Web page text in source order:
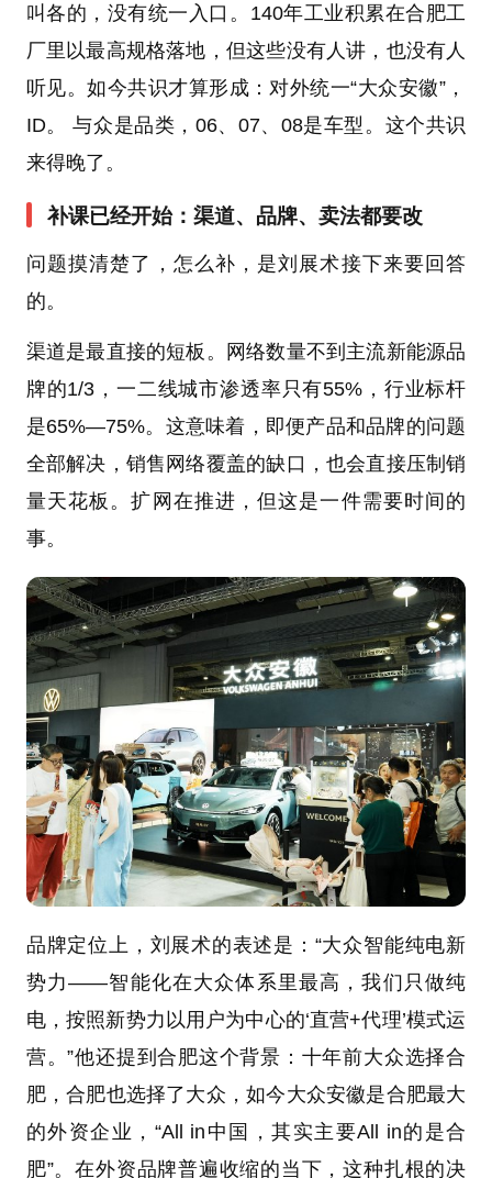
叫各的，没有统一入口。140年工业积累在合肥工
厂里以最高规格落地，但这些没有人讲，也没有人
听见。如今共识才算形成：对外统一“大众安徽”，
ID。 与众是品类，06、07、08是车型。这个共识
来得晚了。
补课已经开始：渠道、品牌、卖法都要改
问题摸清楚了，怎么补，是刘展术接下来要回答
的。
渠道是最直接的短板。网络数量不到主流新能源品
牌的1/3，一二线城市渗透率只有55%，行业标杆
是65%—75%。这意味着，即便产品和品牌的问题
全部解决，销售网络覆盖的缺口，也会直接压制销
量天花板。扩网在推进，但这是一件需要时间的
事。
品牌定位上，刘展术的表述是：“大众智能纯电新
势力——智能化在大众体系里最高，我们只做纯
电，按照新势力以用户为中心的‘直营+代理’模式运
营。”他还提到合肥这个背景：十年前大众选择合
肥，合肥也选择了大众，如今大众安徽是合肥最大
的外资企业，“All in中国，其实主要All in的是合
肥”。在外资品牌普遍收缩的当下，这种扎根的决